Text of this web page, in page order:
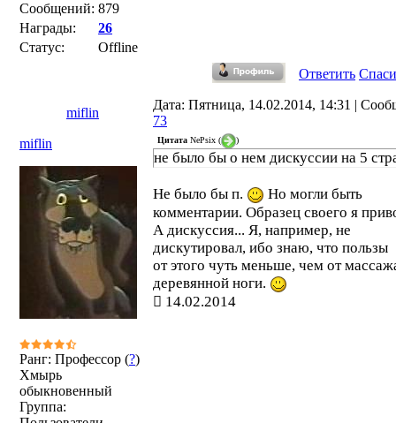
Сообщений: 879
Награды:
26
Статус:
Offline
Ответить
miflin
Дата: Пятница, 14.02.2014, 14:31 |
73
miflin
Ранг: Профессор (?)
Хмырь
обыкновенный
Группа:
Цитата NePsix ( )
не было бы о нем дискуссии на 5
Не было бы п.
Но могли быть
комментарии. Образец своего я
А дискуссия... Я, например, не
дискутировал, ибо знаю, что пользы
от этого чуть меньше, чем от
деревянной ноги.
14.02.2014